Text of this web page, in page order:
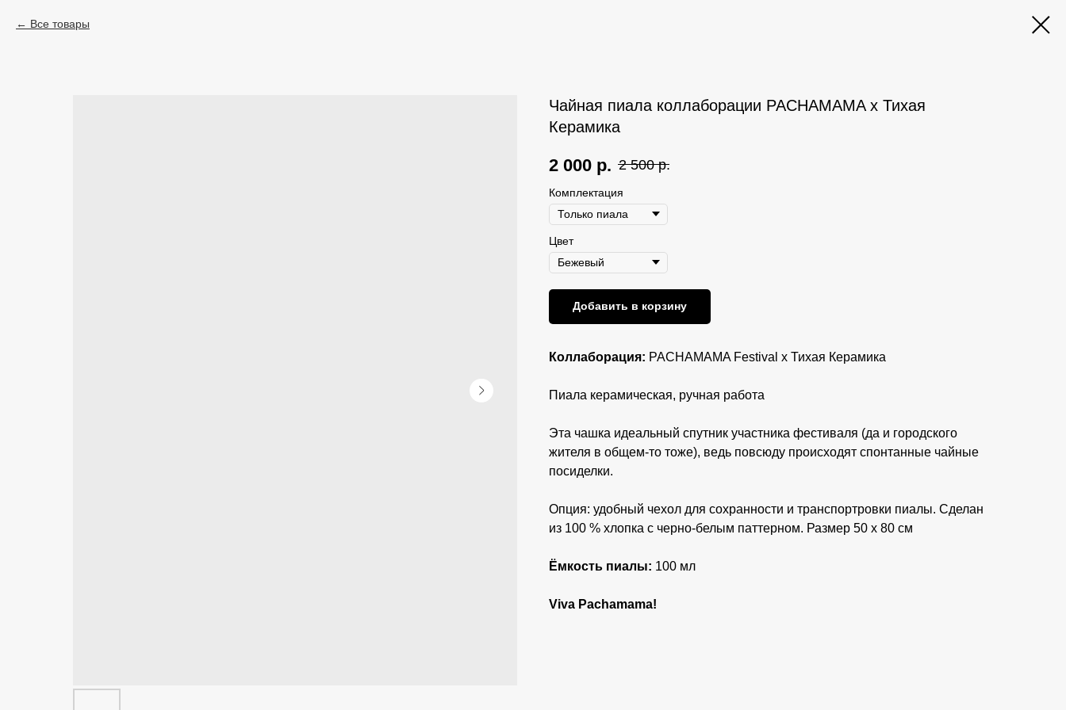
Все товары
Чайная пиала коллаборации PACHAMAMA х Тихая
Керамика
2 000 р. 2 500 р.
Комплектация
Цвет
Добавить в корзину
Коллаборация: PACHAMAMA Festival х Тихая Керамика
Пиала керамическая, ручная работа
Эта чашка идеальный спутник участника фестиваля (да и городского
жителя в общем-то тоже), ведь повсюду происходят спонтанные чайные
посиделки.
Опция: удобный чехол для сохранности и транспортровки пиалы. Сделан
из 100 % хлопка с черно-белым паттерном. Размер 50 x 80 см
Ёмкость пиалы: 100 мл
Viva Pachamama!